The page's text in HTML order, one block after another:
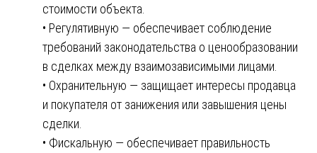
стоимости объекта.
• Регулятивную — обеспечивает соблюдение
требований законодательства о ценообразовании
в сделках между взаимозависимыми лицами.
• Охранительную — защищает интересы продавца
и покупателя от занижения или завышения цены
сделки.
• Фискальную — обеспечивает правильность